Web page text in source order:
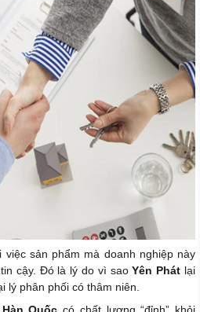
sản phẩm mà doanh nghiệp này
cậy. Đó là lý do vì saoYên Phát lại
lý phân phối có thâm niên.
Quốccó chất lượng “đỉnh” khỏi